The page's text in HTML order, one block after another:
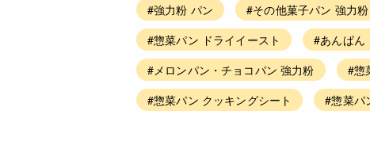
#強力粉 パン #その他菓子パン 強力粉
#惣菜パン ドライイースト
#あんぱん
#メロンパン・チョコパン 強力粉
#惣
#惣菜パン クッキングシート
#惣菜パ